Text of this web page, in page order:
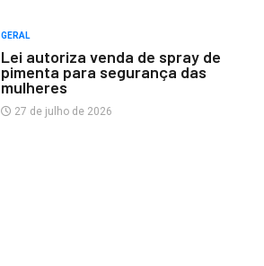
GERAL
Lei autoriza venda de spray de
pimenta para segurança das
mulheres
27 de julho de 2026